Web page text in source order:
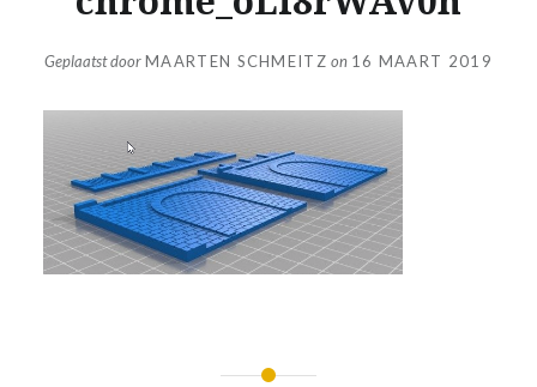
Geplaatst doorMAARTEN SCHMEITZ on 16 MAART 2019